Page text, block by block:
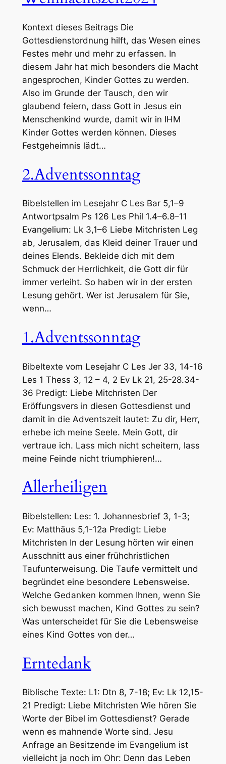
Kontext dieses Beitrags Die
Gottesdienstordnung hilft, das Wesen eines
Festes mehr und mehr zu erfassen. In
diesem Jahr hat mich besonders die Macht
angesprochen, Kinder Gottes zu werden.
Also im Grunde der Tausch, den wir
glaubend feiern, dass Gott in Jesus ein
Menschenkind wurde, damit wir in IHM
Kinder Gottes werden können. Dieses
Festgeheimnis lädt…
2.Adventssonntag
Bibelstellen im Lesejahr C Les Bar 5,1–9
Antwortpsalm Ps 126 Les Phil 1.4–6.8–11
Evangelium: Lk 3,1–6 Liebe Mitchristen Leg
ab, Jerusalem, das Kleid deiner Trauer und
deines Elends. Bekleide dich mit dem
Schmuck der Herrlichkeit, die Gott dir für
immer verleiht. So haben wir in der ersten
Lesung gehört. Wer ist Jerusalem für Sie,
wenn…
1.Adventssonntag
Bibeltexte vom Lesejahr C Les Jer 33, 14-16
Les 1 Thess 3, 12 – 4, 2 Ev Lk 21, 25-28.34-
36 Predigt: Liebe Mitchristen Der
Eröffungsvers in diesen Gottesdienst und
damit in die Adventszeit lautet: Zu dir, Herr,
erhebe ich meine Seele. Mein Gott, dir
vertraue ich. Lass mich nicht scheitern, lass
meine Feinde nicht triumphieren!…
Allerheiligen
Bibelstellen: Les: 1. Johannesbrief 3, 1-3;
Ev: Matthäus 5,1-12a Predigt: Liebe
Mitchristen In der Lesung hörten wir einen
Ausschnitt aus einer frühchristlichen
Taufunterweisung. Die Taufe vermittelt und
begründet eine besondere Lebensweise.
Welche Gedanken kommen Ihnen, wenn Sie
sich bewusst machen, Kind Gottes zu sein?
Was unterscheidet für Sie die Lebensweise
eines Kind Gottes von der…
Erntedank
Biblische Texte: L1: Dtn 8, 7-18; Ev: Lk 12,15-
21 Predigt: Liebe Mitchristen Wie hören Sie
Worte der Bibel im Gottesdienst? Gerade
wenn es mahnende Worte sind. Jesu
Anfrage an Besitzende im Evangelium ist
vielleicht ja noch im Ohr: Denn das Leben